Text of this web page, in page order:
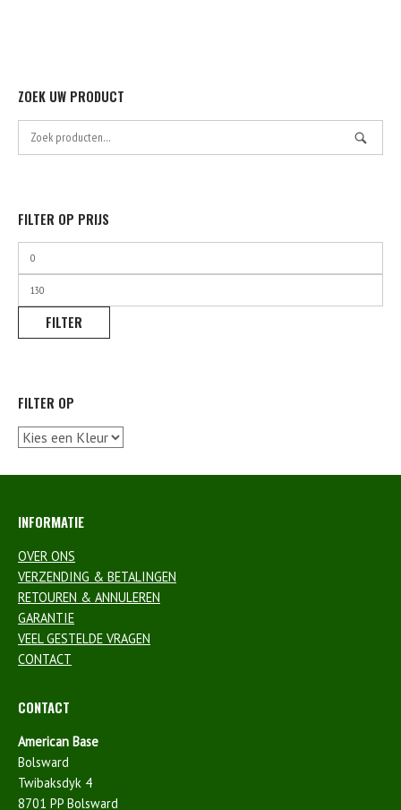
ZOEK UW PRODUCT
Zoek
FILTER OP PRIJS
Min.
Max.
FILTER
FILTER OP
INFORMATIE
OVER ONS
VERZENDING & BETALINGEN
RETOUREN & ANNULEREN
GARANTIE
VEEL GESTELDE VRAGEN
CONTACT
CONTACT
American Base
Bolsward
Twibaksdyk 4
8701 PP Bolsward